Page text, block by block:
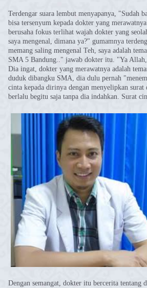
Terdengar suara lembut menyapanya, "Sudah
bisa tersenyum kepada dokter yang
berusaha fokus terlihat wajah dokter yang
saya mengenal, dimana ya?" gumamnya
memang saling mengenal Teh, saya adalah
SMA 5 Bandung.." jawab dokter itu. "Ya
Dia ingat, dokter yang merawatnya adalah
duduk dibangku SMA, dia dulu pernah
cinta kepada dirinya dengan menyelipkan
berlalu begitu saja tanpa dia indahkan. Surat
Dengan semangat, dokter itu bercerita tentang